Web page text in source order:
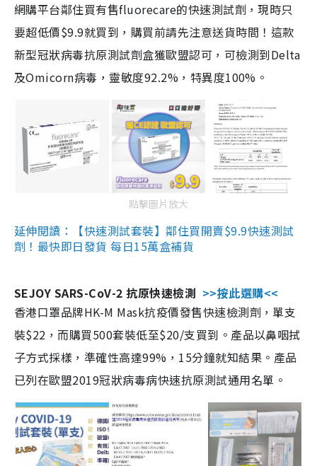
網購平台鄰住買有售fluorecare的快速測試劑，現時只
要超低價$9.9就買到，購買前請先注意送貨時間！這款
新型冠狀病毒抗原測試劑盒獲歐盟認可，可檢測到Delta
及Omicorn病毒，靈敏度92.2%，特異度100%。
點擊圖片放大
延伸閱讀：【快速測試套裝】鄰住買開賣$9.9快速測試
劑！最快即日發貨 每日15萬盒補貨
SEJOY SARS-CoV-2 抗原快速檢測 >>按此選購<<
香港口罩品牌HK-M Mask抗疫價發售快速檢測劑，單支
裝$22，而購買500套裝低至$20/支買到。產品以鼻咽拭
子方式採樣，準確性高達99%，15分鐘就知結果。產品
已列在歐盟2019冠狀病毒病快速抗原測試通用名單。